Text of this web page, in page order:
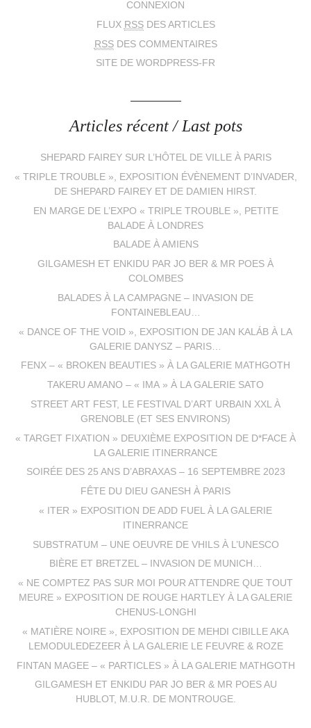
CONNEXION
FLUX RSSDES ARTICLES
RSSDES COMMENTAIRES
SITE DE WORDPRESS-FR
Articles récent / Last pots
SHEPARD FAIREY SUR L’HÔTEL DE VILLE À PARIS
« TRIPLE TROUBLE », EXPOSITION ÉVÈNEMENT D’INVADER,
DE SHEPARD FAIREY ET DE DAMIEN HIRST.
EN MARGE DE L’EXPO « TRIPLE TROUBLE », PETITE
BALADE À LONDRES
BALADE À AMIENS
GILGAMESH ET ENKIDU PAR JO BER & MR POES À
COLOMBES
BALADES À LA CAMPAGNE – INVASION DE
FONTAINEBLEAU…
« DANCE OF THE VOID », EXPOSITION DE JAN KALÁB À LA
GALERIE DANYSZ – PARIS…
FENX – « BROKEN BEAUTIES » À LA GALERIE MATHGOTH
TAKERU AMANO – « IMA » À LA GALERIE SATO
STREET ART FEST, LE FESTIVAL D’ART URBAIN XXL À
GRENOBLE (ET SES ENVIRONS)
« TARGET FIXATION » DEUXIÈME EXPOSITION DE D*FACE À
LA GALERIE ITINERRANCE
SOIRÉE DES 25 ANS D’ABRAXAS – 16 SEPTEMBRE 2023
FÊTE DU DIEU GANESH À PARIS
« ITER » EXPOSITION DE ADD FUEL À LA GALERIE
ITINERRANCE
SUBSTRATUM – UNE OEUVRE DE VHILS À L’UNESCO
BIÈRE ET BRETZEL – INVASION DE MUNICH…
« NE COMPTEZ PAS SUR MOI POUR ATTENDRE QUE TOUT
MEURE » EXPOSITION DE ROUGE HARTLEY À LA GALERIE
CHENUS-LONGHI
« MATIÈRE NOIRE », EXPOSITION DE MEHDI CIBILLE AKA
LEMODULEDEZEER À LA GALERIE LE FEUVRE & ROZE
FINTAN MAGEE – « PARTICLES » À LA GALERIE MATHGOTH
GILGAMESH ET ENKIDU PAR JO BER & MR POES AU
HUBLOT, M.U.R. DE MONTROUGE.